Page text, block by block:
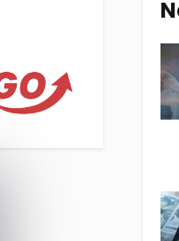
Tennille Kopiasz
Tennille Kopiasz